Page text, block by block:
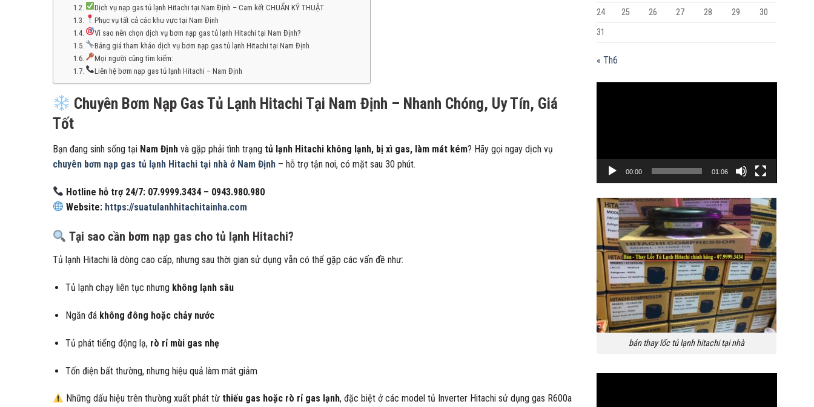
Dịch vụ nạp gas tủ lạnh Hitachi tại Nam Định – Cam kết CHUẨN KỸ THUẬT
Phục vụ tất cả các khu vực tại Nam Định
Vì sao nên chọn dịch vụ bơm nạp gas tủ lạnh Hitachi tại Nam Định?
Bảng giá tham khảo dịch vụ bơm nạp gas tủ lạnh Hitachi tại Nam Định
Mọi người cũng tìm kiếm:
Liên hệ bơm nạp gas tủ lạnh Hitachi – Nam Định
Chuyên Bơm Nạp Gas Tủ Lạnh Hitachi Tại Nam Định – Nhanh Chóng, Uy Tín, Giá
Tốt
Bạn đang sinh sống tại Nam Định và gặp phải tình trạng tủ lạnh Hitachi không lạnh, bị xì gas, làm mát kém? Hãy gọi ngay dịch vụ
chuyên bơm nạp gas tủ lạnh Hitachi tại nhà ở Nam Định – hỗ trợ tận nơi, có mặt sau 30 phút.
Hotline hỗ trợ 24/7: 07.9999.3434 – 0943.980.980
Website: https://suatulanhhitachitainha.com
Tại sao cần bơm nạp gas cho tủ lạnh Hitachi?
Tủ lạnh Hitachi là dòng cao cấp, nhưng sau thời gian sử dụng vẫn có thể gặp các vấn đề như:
Tủ lạnh chạy liên tục nhưng không lạnh sâu
Ngăn đá không đông hoặc chảy nước
Tủ phát tiếng động lạ, rò rỉ mùi gas nhẹ
Tốn điện bất thường, nhưng hiệu quả làm mát giảm
Những dấu hiệu trên thường xuất phát từ thiếu gas hoặc rò rỉ gas lạnh, đặc biệt ở các model tủ Inverter Hitachi sử dụng gas R600a
24
25 26 27 28 29
30
31
« Th6
00:00 01:06
bán thay lốc tủ lạnh hitachi tại nhà